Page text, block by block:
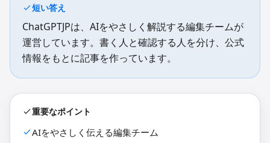
短い答え
ChatGPTJPは、AIをやさしく解説する編集チームが
運営しています。書く人と確認する人を分け、公式
情報をもとに記事を作っています。
重要なポイント
AIをやさしく伝える編集チーム